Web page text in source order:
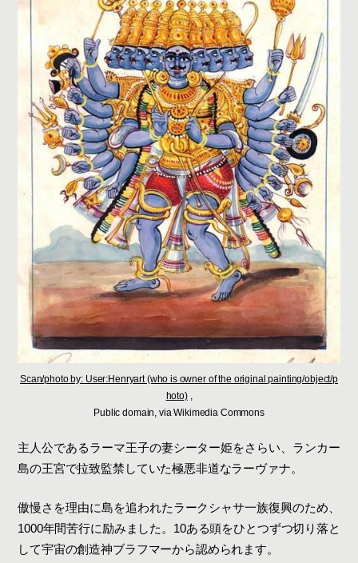
Scan/photo by: User:Henryart (who is owner of the original painting/object/p
hoto),
Public domain, via Wikimedia Commons
主人公であるラーマ王子の妻シーター姫をさらい、ランカー
島の王宮で拉致監禁していた極悪非道なラーヴァナ。
傲慢さを理由に島を追われたラークシャサ一族復興のため、
1000年間苦行に励みました。10ある頭をひとつずつ切り落と
して宇宙の創造神ブラフマーから認められます。